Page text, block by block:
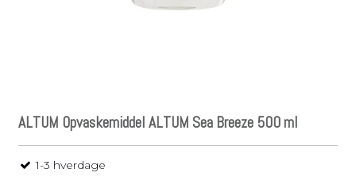
ALTUM Opvaskemiddel ALTUM Sea Breeze 500 ml
1-3 hverdage